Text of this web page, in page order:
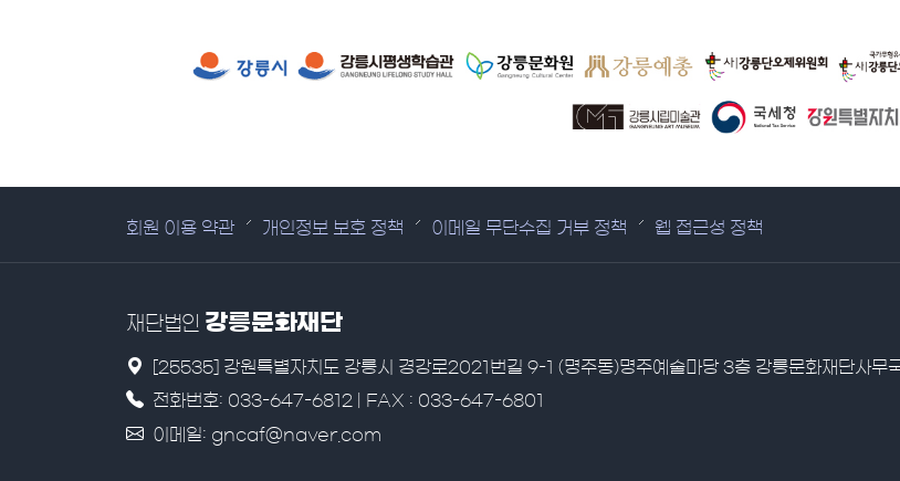
회원 이용 약관 개인정보 보호 정책 이메일 무단수집 거부 정책 웹 접근성 정책
재단법인 강릉문화재단
[25535] 강원특별자치도 강릉시 경강로2021번길 9-1 (명주동)명주예술마당 3층 강릉문화재단사무
전화번호: 033-647-6812 | FAX : 033-647-6801
이메일: gncaf@naver.com